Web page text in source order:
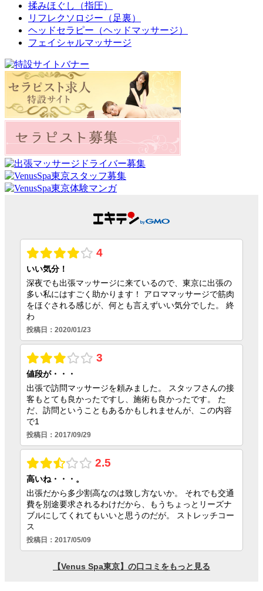
揉みほぐし（指圧）
リフレクソロジー（足裏）
ヘッドセラピー（ヘッドマッサージ）
フェイシャルマッサージ